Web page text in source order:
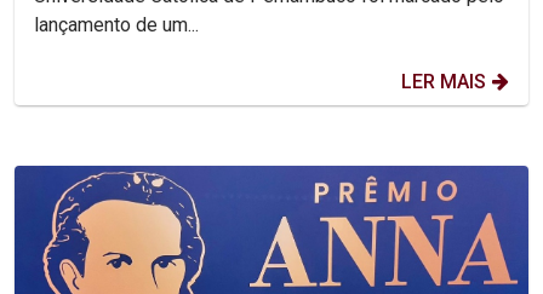
lançamento de um...
LER MAIS